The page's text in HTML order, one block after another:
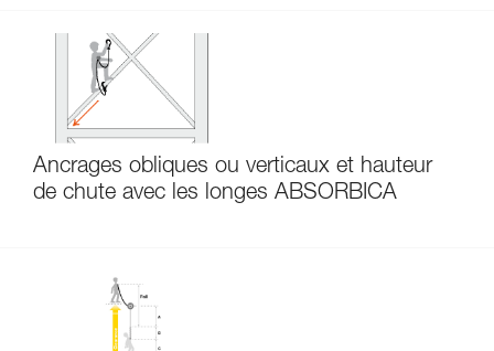
Ancrages obliques ou verticaux et hauteur
de chute avec les longes ABSORBICA